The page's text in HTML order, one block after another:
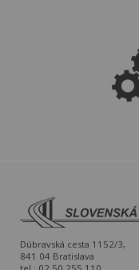
Dúbravská cesta 1152/3,
841 04 Bratislava